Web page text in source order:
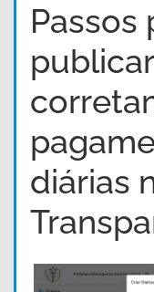
Passos
publicar
diárias